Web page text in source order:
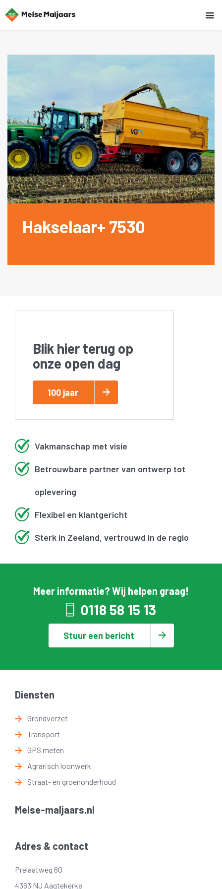
Hakselaar+ 7530
Blik hier terug op
onze open dag
100 jaar
Vakmanschap met visie
Betrouwbare partner van ontwerp tot
oplevering
Flexibel en klantgericht
Sterk in Zeeland, vertrouwd in de regio
Meer informatie? Wij helpen graag!
0118 58 15 13
Stuur een bericht
Diensten
Grondverzet
Transport
GPS meten
Agrarisch loonwerk
Straat- en groenonderhoud
Melse-maljaars.nl
Adres & contact
Prelaatweg 60
4363 NJ Aagtekerke